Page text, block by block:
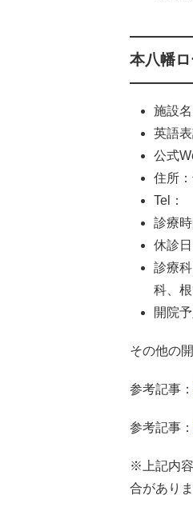
本八幡
施設
英語
公式
住所
Tel：
診療
休診
診療
科、
開院
その他の
参考記事：
参考記事：
※上記内
合があり